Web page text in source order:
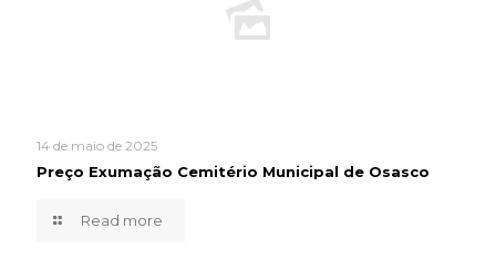
14 de maio de 2025
Preço Exumação Cemitério Municipal de Osasco
Read more